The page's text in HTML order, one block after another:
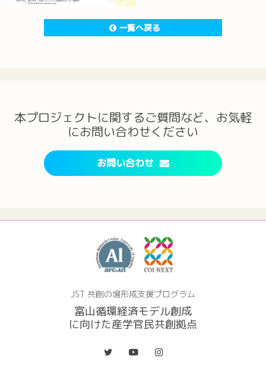
一覧へ戻る
本プロジェクトに関するご質問など、お気軽
にお問い合わせください
お問い合わせ
JST 共創の場形成支援プログラム
富山循環経済モデル創成
に向けた産学官民共創拠点